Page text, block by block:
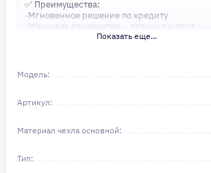
✅ Преимущества:
-Мгновенное решение по кредиту
-Минимум документов — только паспорт
-Удобные сроки и низкие процентные ставки
Получите то, что нужно, прямо сейчас. Ваше
удобство — наш приоритет! ✨
в этом!
Показать еще...
Модель:
Артикул:
Материал чехла основной:
Тип: